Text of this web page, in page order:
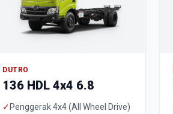
DUTRO
136 HDL 4x4 6.8
✓ Penggerak 4x4 (All Wheel Drive)